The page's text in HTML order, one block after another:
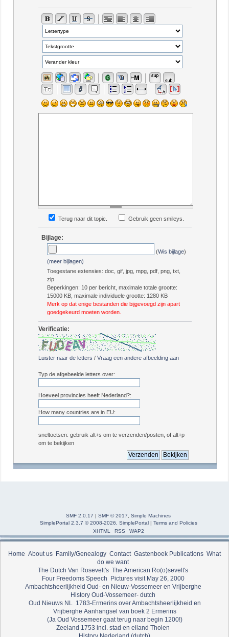
Terug naar dit topic. Gebruik geen smileys.
Bijlage:
(Wis bijlage)
(meer bijlagen)
Toegestane extensies: doc, gif, jpg, mpg, pdf, png, txt,
zip
Beperkingen: 10 per bericht, maximale totale grootte:
15000 KB, maximale individuele grootte: 1280 KB
Merk op dat enige bestanden die bijgevoegd zijn apart
goedgekeurd moeten worden.
Verificatie:
Luister naar de letters / Vraag een andere afbeelding aan
Typ de afgebeelde letters over:
Hoeveel provincies heeft Nederland?:
How many countries are in EU:
sneltoetsen: gebruik alt+s om te verzenden/posten, of alt+p
om te bekijken
SMF 2.0.17 | SMF © 2017
Simple Machines
SimplePortal 2.3.7 © 2008-2026, SimplePortal| Terms and Policies
XHTML
RSS WAP2
Home About us Family/Genealogy Contact Gastenboek Publications What
do we want
The Dutch Van Rosevelt's The American Ro(o)sevelt's
Four Freedoms Speech Pictures visit May 26, 2000
Ambachtsheerlijkheid Oud- en Nieuw-Vossemeer en Vrijberghe
History Oud-Vossemeer- dutch
Oud Nieuws NL
1783-Ermerins over Ambachtsheerlijkheid en
Vrijberghe Aanhangsel van boek 2 Ermerins
(Ja Oud Vossemeer gaat terug naar begin 1200!)
Zeeland 1753 incl. stad en eiland Tholen